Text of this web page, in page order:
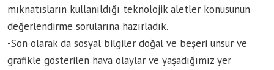
mıknatısların kullanıldığı teknolojik aletler konusunun
değerlendirme sorularına hazırladık.
-Son olarak da sosyal bilgiler doğal ve beşeri unsur ve
grafikle gösterilen hava olaylar ve yaşadığımız yer